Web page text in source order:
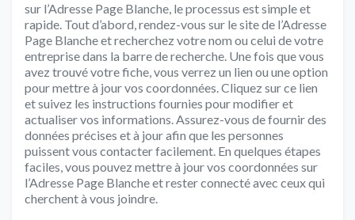
sur l’Adresse Page Blanche, le processus est simple et
rapide. Tout d’abord, rendez-vous sur le site de l’Adresse
Page Blanche et recherchez votre nom ou celui de votre
entreprise dans la barre de recherche. Une fois que vous
avez trouvé votre fiche, vous verrez un lien ou une option
pour mettre à jour vos coordonnées. Cliquez sur ce lien
et suivez les instructions fournies pour modifier et
actualiser vos informations. Assurez-vous de fournir des
données précises et à jour afin que les personnes
puissent vous contacter facilement. En quelques étapes
faciles, vous pouvez mettre à jour vos coordonnées sur
l’Adresse Page Blanche et rester connecté avec ceux qui
cherchent à vous joindre.